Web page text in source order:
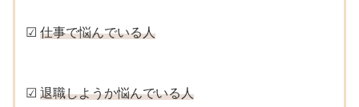
☑ 仕事で悩んでいる人
☑ 退職しようか悩んでいる人